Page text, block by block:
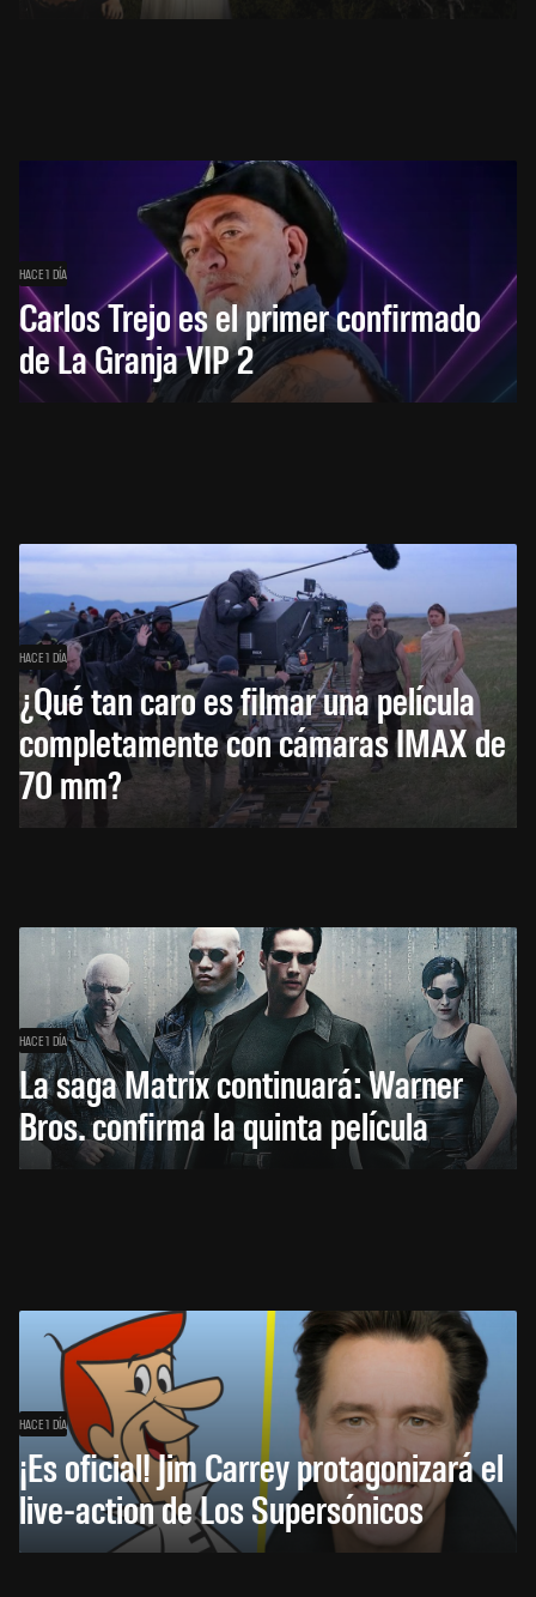
HACE 1 DÍA
Carlos Trejo es el primer confirmado
de La Granja VIP 2
HACE 1 DÍA
¿Qué tan caro es filmar una película
completamente con cámaras IMAX de
70 mm?
HACE 1 DÍA
La saga Matrix continuará: Warner
Bros. confirma la quinta película
HACE 1 DÍA
¡Es oficial! Jim Carrey protagonizará el
live-action de Los Supersónicos